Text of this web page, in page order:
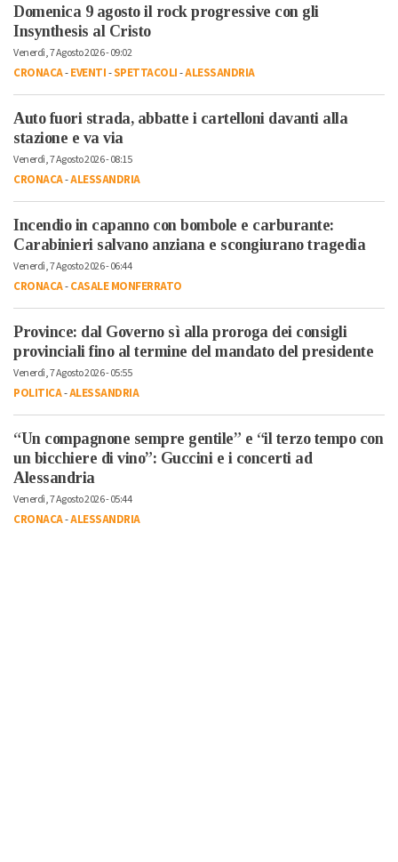
Domenica 9 agosto il rock progressive con gli
Insynthesis al Cristo
Venerdì, 7 Agosto 2026 - 09:02
CRONACA-EVENTI-SPETTACOLI-ALESSANDRIA
Auto fuori strada, abbatte i cartelloni davanti alla
stazione e va via
Venerdì, 7 Agosto 2026 - 08:15
CRONACA-ALESSANDRIA
Incendio in capanno con bombole e carburante:
Carabinieri salvano anziana e scongiurano tragedia
Venerdì, 7 Agosto 2026 - 06:44
CRONACA-CASALE MONFERRATO
Province: dal Governo sì alla proroga dei consigli
provinciali fino al termine del mandato del presidente
Venerdì, 7 Agosto 2026 - 05:55
POLITICA-ALESSANDRIA
“Un compagnone sempre gentile” e “il terzo tempo con
un bicchiere di vino”: Guccini e i concerti ad
Alessandria
Venerdì, 7 Agosto 2026 - 05:44
CRONACA-ALESSANDRIA